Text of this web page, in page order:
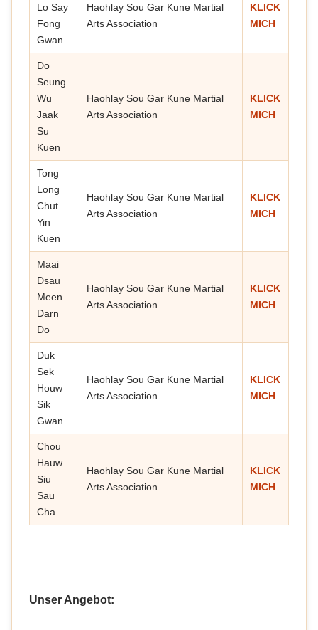
Lo Say
Fong
Gwan
Haohlay Sou Gar Kune Martial
Arts Association
KLICK
MICH
Do
Seung
Wu
Jaak
Su
Kuen
Haohlay Sou Gar Kune Martial
Arts Association
KLICK
MICH
Tong
Long
Chut
Yin
Kuen
Haohlay Sou Gar Kune Martial
Arts Association
KLICK
MICH
Maai
Dsau
Meen
Darn
Do
Haohlay Sou Gar Kune Martial
Arts Association
KLICK
MICH
Duk
Sek
Houw
Sik
Gwan
Haohlay Sou Gar Kune Martial
Arts Association
KLICK
MICH
Chou
Hauw
Siu
Sau
Cha
Haohlay Sou Gar Kune Martial
Arts Association
KLICK
MICH
Unser Angebot: